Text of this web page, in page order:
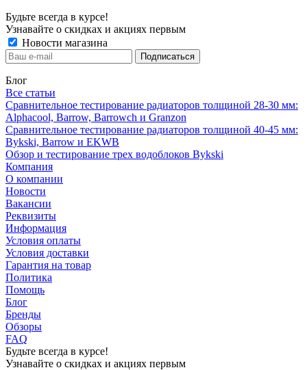
Будьте всегда в курсе!
Узнавайте о скидках и акциях первым
Новости магазина
Блог
Все статьи
Сравнительное тестирование радиаторов толщиной 28-30 мм:
Alphacool, Barrow, Barrowch и Granzon
Сравнительное тестирование радиаторов толщиной 40-45 мм:
Bykski, Barrow и EKWB
Обзор и тестирование трех водоблоков Bykski
Компания
О компании
Новости
Вакансии
Реквизиты
Информация
Условия оплаты
Условия доставки
Гарантия на товар
Политика
Помощь
Блог
Бренды
Обзоры
FAQ
Будьте всегда в курсе!
Узнавайте о скидках и акциях первым